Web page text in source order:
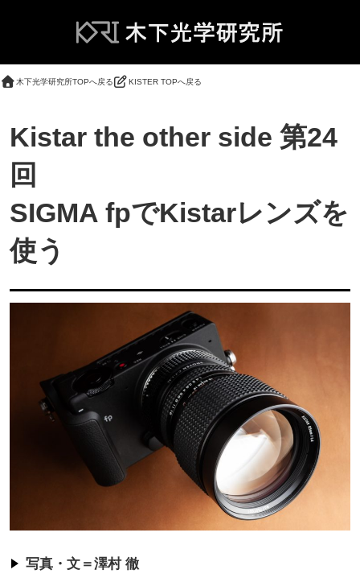
木下光学研究所TOPへ戻る KISTER TOPへ戻る
Kistar the other side 第24
回
SIGMA fpでKistarレンズを
使う
写真・文＝澤村 徹